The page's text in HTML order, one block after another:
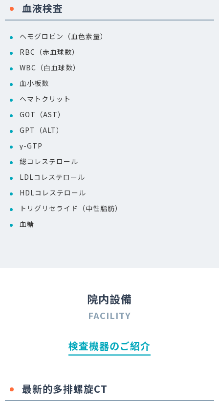
血液検査
ヘモグロビン（血色素量）
RBC（赤血球数）
WBC（白血球数）
血小板数
ヘマトクリット
GOT（AST）
GPT（ALT）
γ-GTP
総コレステロール
LDLコレステロール
HDLコレステロール
トリグリセライド（中性脂肪）
血糖
院内設備
FACILITY
検査機器のご紹介
最新的多排螺旋CT